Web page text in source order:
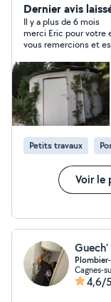
Dernier avis
Il y a plus de 6 mois
merci Eric pour votre
vous remercions et
Petits travaux
Voir le
Cagnes-
4,6/5